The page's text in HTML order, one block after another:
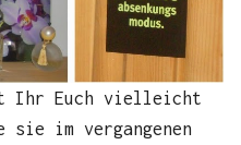
Ihr Euch vielleicht
im vergangenen